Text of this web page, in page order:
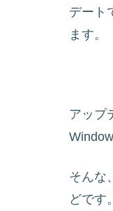
デート
ます。
アップ
そんな
どです。